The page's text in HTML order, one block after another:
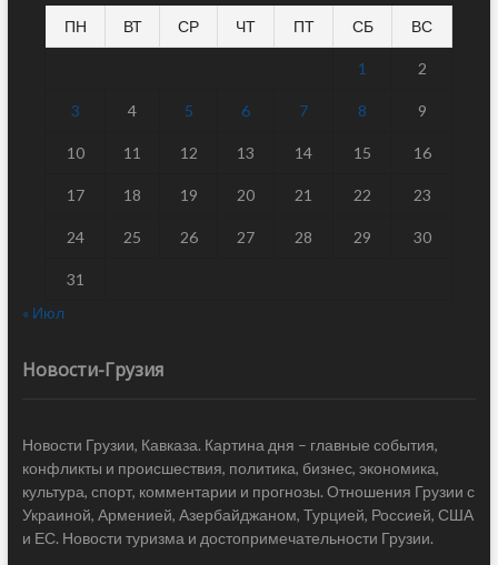
ПН ВТ СР ЧТ ПТ СБ ВС
1 2
3 4 5 6 7 8 9
10 11 12 13 14 15 16
17 18 19 20 21 22 23
24 25 26 27 28 29 30
31
« Июл
Новости-Грузия
Новости Грузии, Кавказа. Картина дня – главные события,
конфликты и происшествия, политика, бизнес, экономика,
культура, спорт, комментарии и прогнозы. Отношения Грузии с
Украиной, Арменией, Азербайджаном, Турцией, Россией, США
и ЕС. Новости туризма и достопримечательности Грузии.